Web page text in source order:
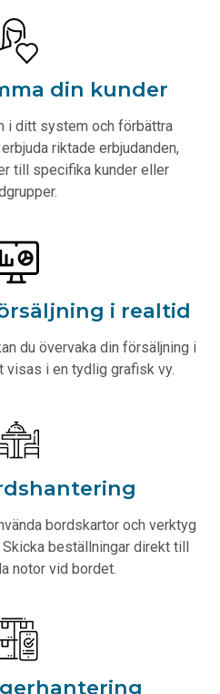
din kunder
i ditt system och förbättra
riktade erbjudanden,
till specifika kunder eller
i realtid
du övervaka din försäljning i
visas i en tydlig grafisk vy.
bordskartor och verktyg
beställningar direkt till
notor vid bordet.